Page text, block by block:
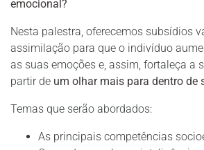
emocional?
Nesta palestra, oferecemos subsídios
assimilação para que o indivíduo
as suas emoções e, assim, fortaleça a
partir de um olhar mais para dentro de
Temas que serão abordados:
As principais competências